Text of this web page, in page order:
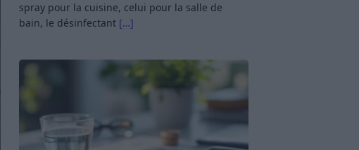
spray pour la cuisine, celui pour la salle de
bain, le désinfectant […]